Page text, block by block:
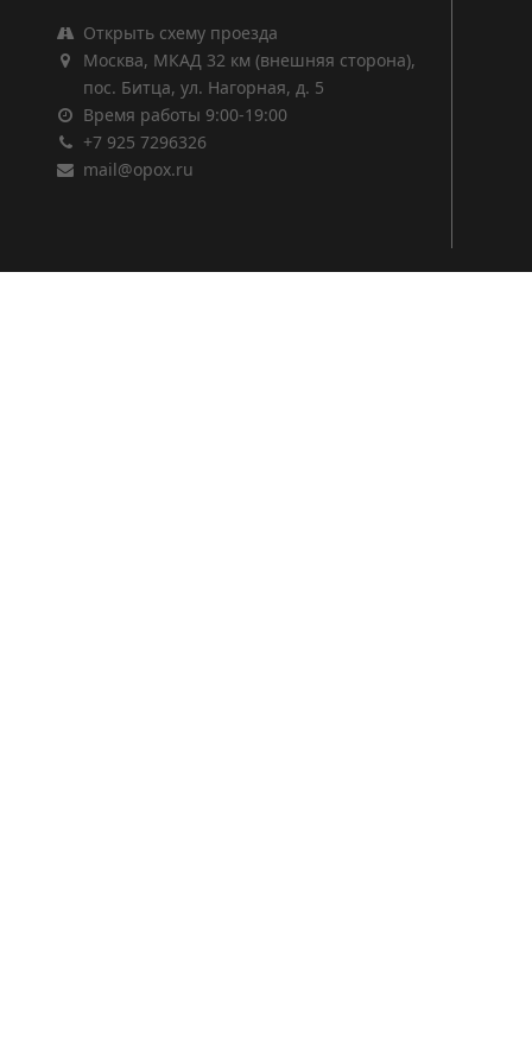
Открыть схему проезда
Москва, МКАД 32 км (внешняя сторона),
пос. Битца, ул. Нагорная, д. 5
Время работы 9:00-19:00
+7 925 7296326
mail@opox.ru